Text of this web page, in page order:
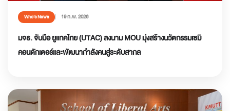
Who’s News 19 ก.พ. 2026
มจธ. จับมือ ยูแทคไทย (UTAC) ลงนาม MOU มุ่งสร้างนวัตกรรมเซมิ
คอนดักเตอร์และพัฒนากำลังคนสู่ระดับสากล